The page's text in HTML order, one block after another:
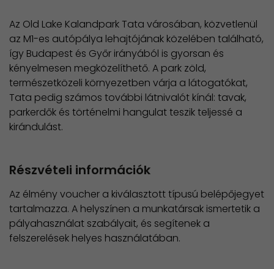
Az Old Lake Kalandpark Tata városában, közvetlenül
az M1-es autópálya lehajtójának közelében található,
így Budapest és Győr irányából is gyorsan és
kényelmesen megközelíthető. A park zöld,
természetközeli környezetben várja a látogatókat,
Tata pedig számos további látnivalót kínál: tavak,
parkerdők és történelmi hangulat teszik teljessé a
kirándulást.
Részvételi információk
Az élmény voucher a kiválasztott típusú belépőjegyet
tartalmazza. A helyszínen a munkatársak ismertetik a
pályahasználat szabályait, és segítenek a
felszerelések helyes használatában.